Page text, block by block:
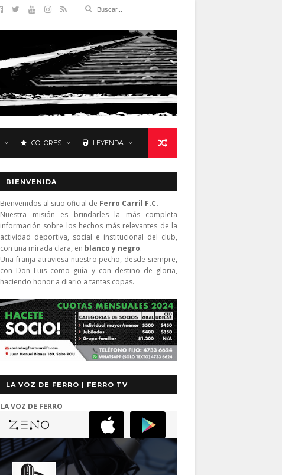
COLORES LEYENDA
BIENVENIDA
Bienvenidos al sitio oficial de Ferro Carril F.C.
Nuestra misión es brindarles la más completa
información sobre los hechos más relevantes de la
actividad deportiva, social e institucional del club,
con una mirada clara, en blanco y negro.
Una franja atraviesa nuestro pecho, desde siempre,
con Don Luis como guía y con destino de gloria,
haciendo honor a diario a tantas copas.
LA VOZ DE FERRO | FERRO TV
LA VOZ DE FERRO